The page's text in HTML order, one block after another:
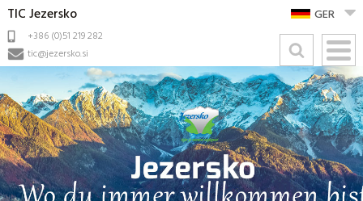
TIC Jezersko
+386 (0)51 219 282
tic@jezersko.si
GER